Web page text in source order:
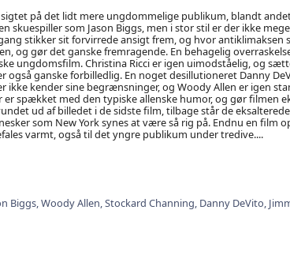
på det lidt mere ungdommelige publikum, blandt
skuespiller som Jason Biggs, men i stor stil er der ikke
stikker sit forvirrede ansigt frem, og hvor antiklimaksen
og gør det ganske fremragende. En behagelig
ungdomsfilm. Christina Ricci er igen uimodståelig, og
også ganske forbilledlig. En noget desillutioneret Danny
ikke kender sine begrænsninger, og Woody Allen er igen
er spækket med den typiske allenske humor, og gør filmen
ud af billedet i de sidste film, tilbage står de
som New York synes at være så rig på. Endnu en film
varmt, også til det yngre publikum under tredive....
Biggs,Woody Allen,Stockard Channing, Danny DeVito,